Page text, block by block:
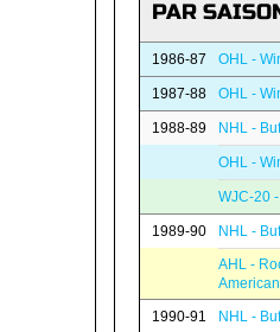
PAR
1986-87 OHL -
1987-88 OHL -
1988-89 NHL -
OHL -
WJC-20
1989-90 NHL -
AHL -
1990-91 NHL -